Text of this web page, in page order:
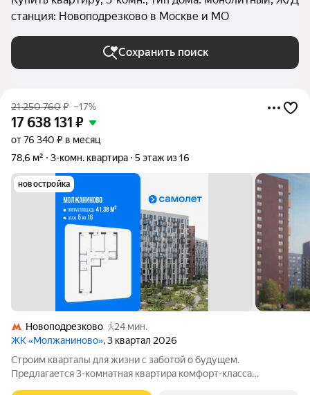
станция: Новоподрезково в Москве и МО
Сохранить поиск
21 250 760₽ –17%
17 638 131 ₽
от 76 340 ₽ в месяц
78,6 м²
3-комн. квартира 5 этаж из 16
новостройка
Новоподрезково
24 мин.
ЖК «Молжаниново», 3 квартал 2026
Строим кварталы для жизни с заботой о будущем.
Предлагается 3-комнатная квартира комфорт-класса